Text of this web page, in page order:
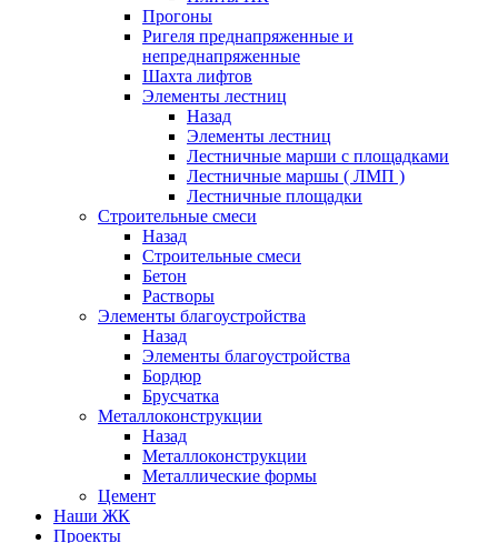
Прогоны
Ригеля преднапряженные и
непреднапряженные
Шахта лифтов
Элементы лестниц
Назад
Элементы лестниц
Лестничные марши с площадками
Лестничные маршы ( ЛМП )
Лестничные площадки
Строительные смеси
Назад
Строительные смеси
Бетон
Растворы
Элементы благоустройства
Назад
Элементы благоустройства
Бордюр
Брусчатка
Металлоконструкции
Назад
Металлоконструкции
Металлические формы
Цемент
Наши ЖК
Проекты